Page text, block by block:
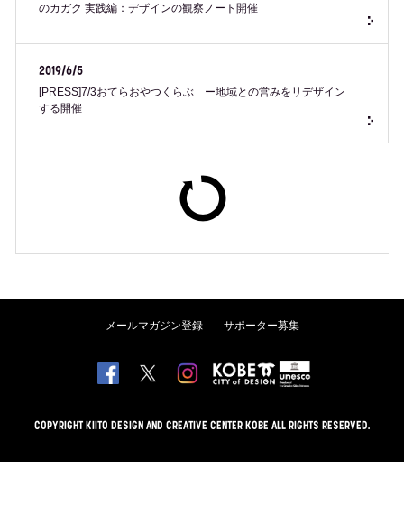
のカガク 実践編：デザインの観察ノート開催
2019/6/5
[PRESS]7/3おてらおやつくらぶ ー地域との営みをリデザイン
する開催
メールマガジン登録 サポーター募集
COPYRIGHT KIITO DESIGN AND CREATIVE CENTER KOBE ALL RIGHTS RESERVED.